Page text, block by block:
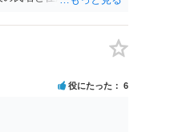
人弁護士へ、実は投稿
夫がクレーム電話を入れ
意味はなく、一方、後
たと夫との夫婦関係の
よくわからないところ
相談ではなく、詳しい
役にたった 6